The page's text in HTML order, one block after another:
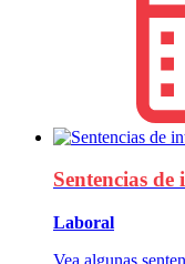
Sentencias
Laboral
Vea algunas